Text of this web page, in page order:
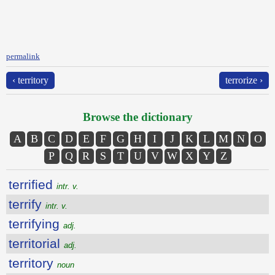
permalink
‹ territory terrorize ›
Browse the dictionary
A B C D E F G H I J K L M N
O
P
Q R S T U V W X Y Z
terrified intr. v.
terrify intr. v.
terrifying adj.
territorial adj.
territory noun